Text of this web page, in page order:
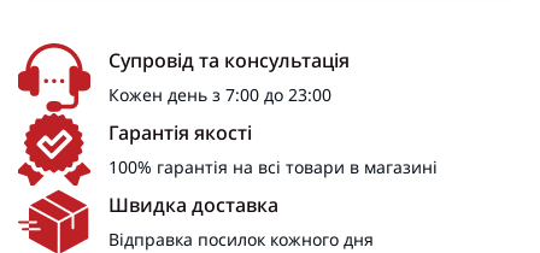
Супровід та консультація
Кожен день з 7:00 до 23:00
Гарантія якості
100% гарантія на всі товари в магазині
Швидка доставка
Відправка посилок кожного дня